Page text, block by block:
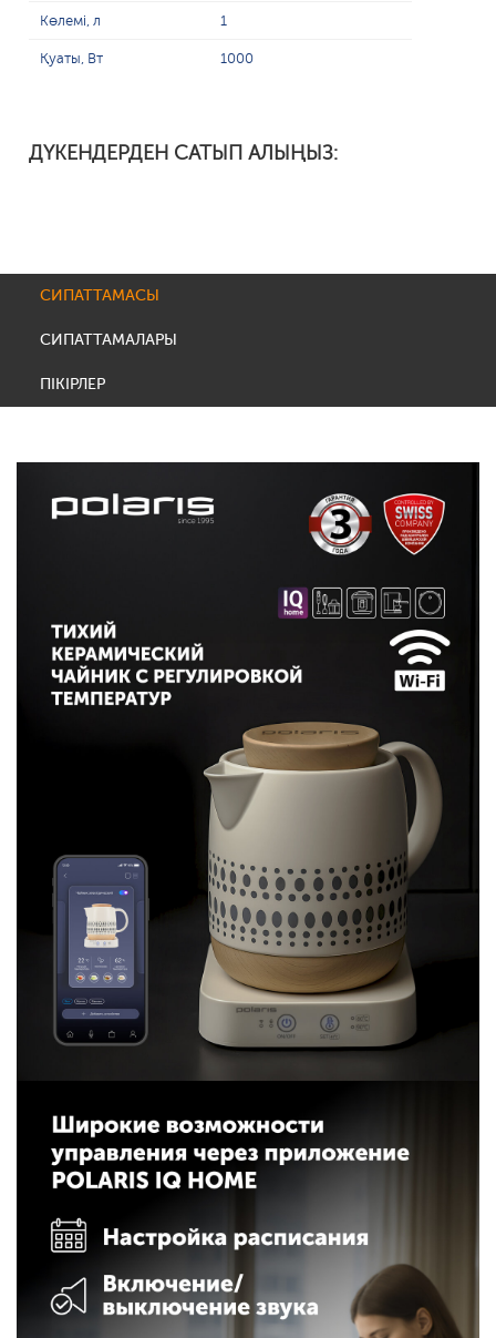
Көлемі, л 1
Қуаты, Вт 1000
ДҮКЕНДЕРДЕН САТЫП АЛЫҢЫЗ:
СИПАТТАМАСЫ
СИПАТТАМАЛАРЫ
ПІКІРЛЕР